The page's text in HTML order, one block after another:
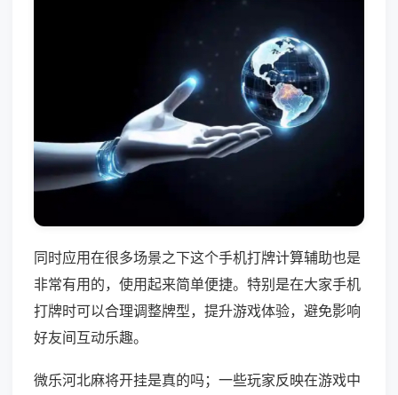
同时应用在很多场景之下这个手机打牌计算辅助也是
非常有用的，使用起来简单便捷。特别是在大家手机
打牌时可以合理调整牌型，提升游戏体验，避免影响
好友间互动乐趣。
微乐河北麻将开挂是真的吗；一些玩家反映在游戏中